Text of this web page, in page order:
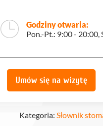
Godziny otwaria:
Pon.-Pt.: 9:00 -
protetyczne
Umów się na wizytę
Kategoria: Słownik